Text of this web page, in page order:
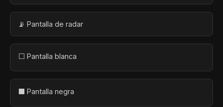
📡 Pantalla de radar
⬜ Pantalla blanca
⬛ Pantalla negra